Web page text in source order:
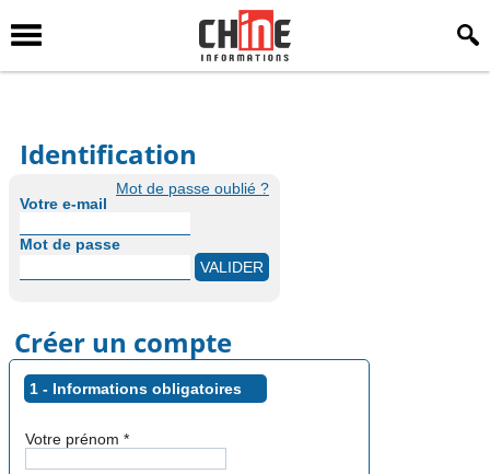
Identification
Mot de passe oublié ?
Votre e-mail
Mot de passe
Créer un compte
1 - Informations obligatoires
Votre prénom *